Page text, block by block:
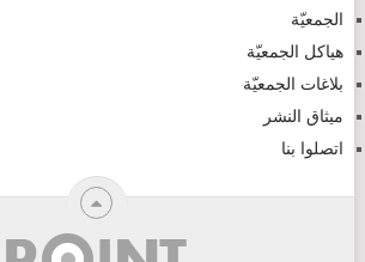
الجمعيّة
هياكل الجمعيّة
بلاغات الجمعيّة
ميثاق النشر
اتصلوا بنا